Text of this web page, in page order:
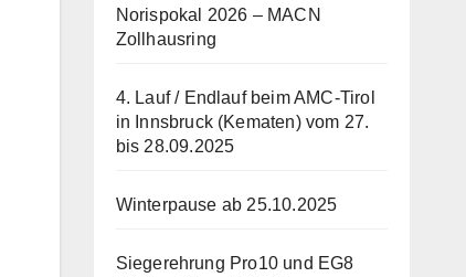
Norispokal 2026 – MACN
Zollhausring
4. Lauf / Endlauf beim AMC-Tirol
in Innsbruck (Kematen) vom 27.
bis 28.09.2025
Winterpause ab 25.10.2025
Siegerehrung Pro10 und EG8